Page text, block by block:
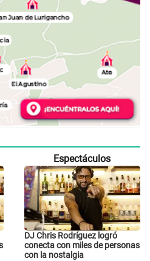
Espectáculos
DJ Chris Rodríguez logró
conecta con miles de personas
con la nostalgia